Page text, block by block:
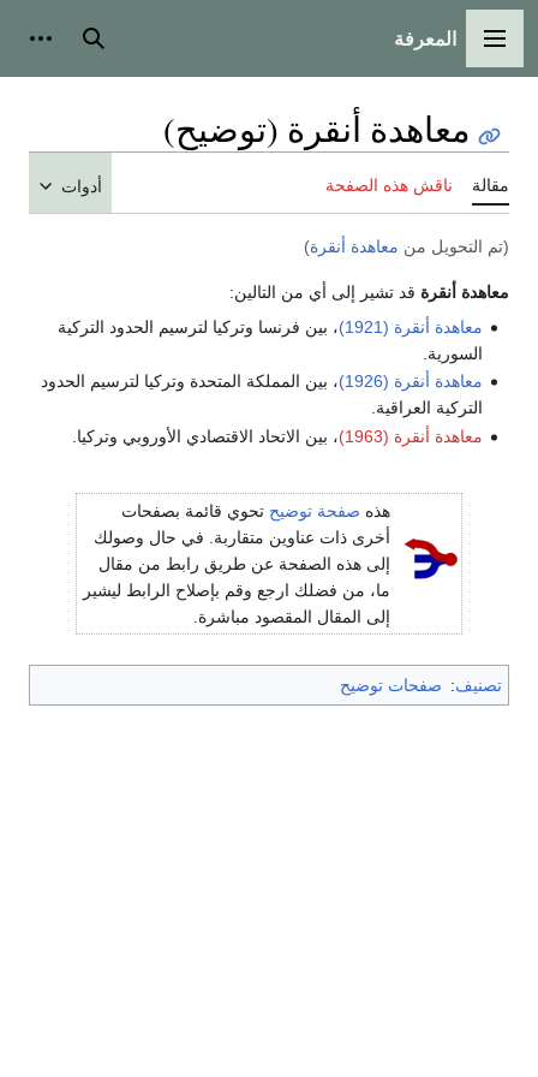
القائمة الرئيسية
المعرفة بحث
معاهدة أنقرة (توضيح)
مقالة ناقش هذه الصفحة أدوات
(تم التحويل من معاهدة أنقرة)
معاهدة أنقرة قد تشير إلى أي من التالين:
معاهدة أنقرة (1921)
، بين فرنسا وتركيا لترسيم الحدود التركية
السورية.
معاهدة أنقرة (1926)
، بين المملكة المتحدة وتركيا لترسيم الحدود
التركية العراقية.
معاهدة أنقرة (1963)
، بين الاتحاد الاقتصادي الأوروبي وتركيا.
هذه صفحة توضيح تحوي قائمة بصفحات
أخرى ذات عناوين متقاربة. في حال وصولك
إلى هذه الصفحة عن طريق رابط من مقال
ما، من فضلك ارجع وقم بإصلاح الرابط ليشير
إلى المقال المقصود مباشرة.
تصنيف: صفحات توضيح